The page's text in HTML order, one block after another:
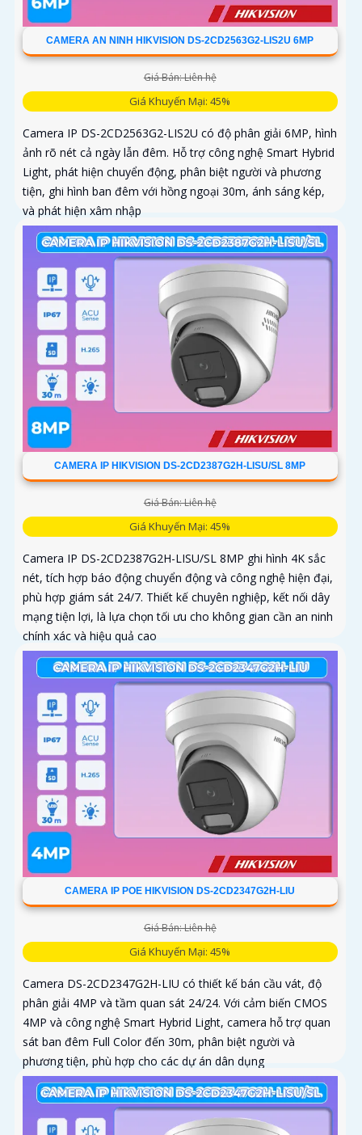
CAMERA AN NINH HIKVISION DS-2CD2563G2-LIS2U 6MP
Giá Bán: Liên hệ
Giá Khuyến Mại: 45%
Camera IP DS-2CD2563G2-LIS2U có độ phân giải 6MP, hình
ảnh rõ nét cả ngày lẫn đêm. Hỗ trợ công nghệ Smart Hybrid
Light, phát hiện chuyển động, phân biệt người và phương
tiện, ghi hình ban đêm với hồng ngoại 30m, ánh sáng kép,
và phát hiện xâm nhập
CAMERA IP HIKVISION DS-2CD2387G2H-LISU/SL 8MP
Giá Bán: Liên hệ
Giá Khuyến Mại: 45%
Camera IP DS-2CD2387G2H-LISU/SL 8MP ghi hình 4K sắc
nét, tích hợp báo động chuyển động và công nghệ hiện đại,
phù hợp giám sát 24/7. Thiết kế chuyên nghiệp, kết nối dây
mạng tiện lợi, là lựa chọn tối ưu cho không gian cần an ninh
chính xác và hiệu quả cao
CAMERA IP POE HIKVISION DS-2CD2347G2H-LIU
Giá Bán: Liên hệ
Giá Khuyến Mại: 45%
Camera DS-2CD2347G2H-LIU có thiết kế bán cầu vát, độ
phân giải 4MP và tầm quan sát 24/24. Với cảm biến CMOS
4MP và công nghệ Smart Hybrid Light, camera hỗ trợ quan
sát ban đêm Full Color đến 30m, phân biệt người và
phương tiện, phù hợp cho các dự án dân dụng